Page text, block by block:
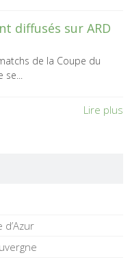
diffusés sur ARD
de la Coupe du
Lire plus